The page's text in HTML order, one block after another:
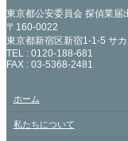
東京都公安委員会 探偵業
〒160-0022
東京都新宿区新宿1-1-5 サ
TEL : 0120-188-681
FAX : 03-5368-2481
ホーム
私たちについて